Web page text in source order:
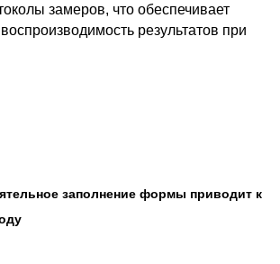
замеров, что обеспечивает
результатов при
заполнение формы приводит к